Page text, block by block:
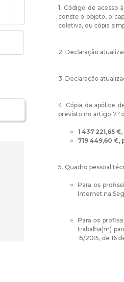
1. Código de acesso
conste o objeto, o
coletiva, ou cópia
2. Declaração
3. Declaração
4. Cópia da apólice
previsto no artigo 7.º
1 437 221,65
719 449,60 €,
5. Quadro pessoal
Para os
Internet na
Para os
trabalha(m)
15/2015, de 16